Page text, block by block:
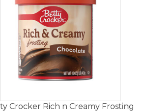
Crocker Rich n Creamy Frosting